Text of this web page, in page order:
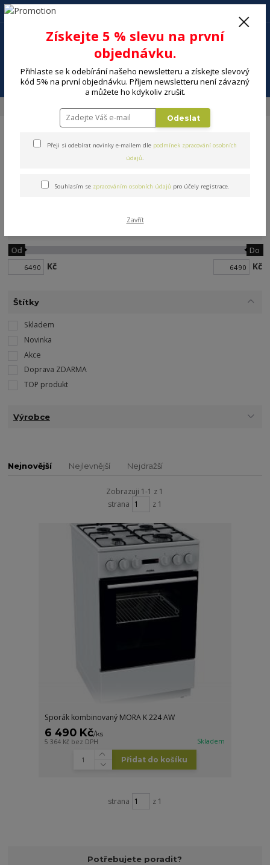
Menu
+420 602 494 600
Kombinované
Kč
Od Do
Kč
Štítky
Skladem
Novinka
Akce
Doprava ZDARMA
TOP produkt
Výrobce
Nejnovější Nejlevnější Nejdražší
Zobrazuji 1-1 z 1
strana
z 1
Sporák kombinovaný MORA K 224 AW
6 490 Kč/ks
5 364 Kč bez DPH Skladem
Přidat do košíku
strana z 1
Potřebujete poradit?
Získejte 5 % slevu na první
objednávku.
Přihlaste se k odebírání našeho newsletteru a získejte slevový
kód 5% na první objednávku. Příjem newsletteru není závazný
a můžete ho kdykoliv zrušit.
Odeslat
Přeji si odebírat novinky e-mailem dle podmínek zpracování osobních
údajů.
Souhlasím se zpracováním osobních údajů pro účely registrace.
Zavřít